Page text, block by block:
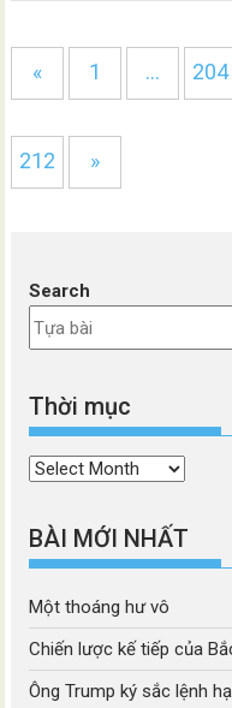
« 1 … 204
212 »
Search
Thời mục
Thời
BÀI MỚI NHẤT
Một thoáng hư vô
Chiến lược kế tiếp của
Ông Trump ký sắc lệnh